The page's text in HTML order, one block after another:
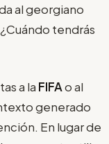
al georgiano
tendrás
a la FIFAo al
generado
En lugar de